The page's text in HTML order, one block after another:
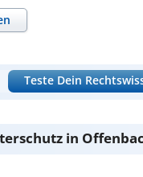
Teste Dein
in